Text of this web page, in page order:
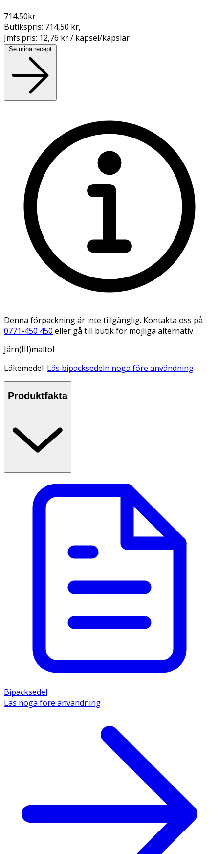
714,50kr
Butikspris: 714,50 kr,
Jmfs.pris: 12,76 kr / kapsel/kapslar
Se mina recept
Denna förpackning är inte tillgänglig. Kontakta oss på
0771-450 450 eller gå till butik för möjliga alternativ.
Järn(III)maltol
Läkemedel. Läs bipacksedeln noga före användning
Produktfakta
Bipacksedel
Läs noga före användning